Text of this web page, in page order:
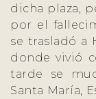
dicha plaza,
por el
se trasladó a
donde vivió
tarde se
Santa María,